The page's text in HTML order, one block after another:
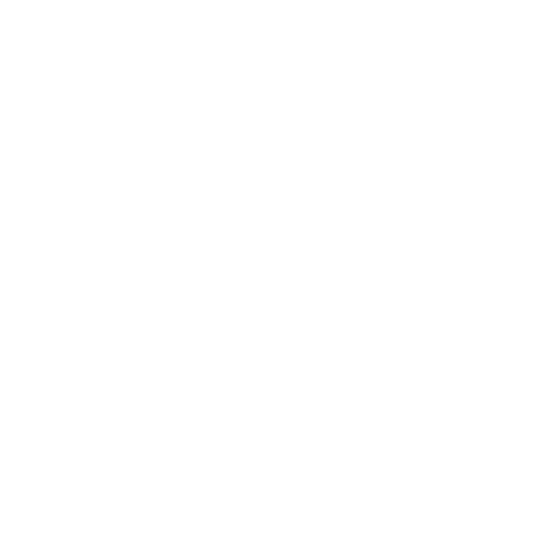
chim hạc, chim của tầng trời cao nhất của sự
hiện được lòng thành kính của cháu con, luôn
khoẻ, may mắn và tài lộc cho gia chủ và toàn